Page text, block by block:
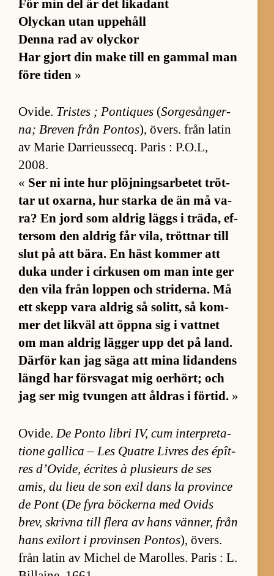
För min del är det li­ka­dant
Olyckan utan uppe­håll
Denna rad av olyckor
Har gjort din make till en gam­mal man
före ti­den »
Ovi­de. Tris­tes ; Pon­ti­ques (Sor­ge­sång­er­
na; Bre­ven från Pon­tos), övers. från la­tin
av Marie Dar­rieus­secq. Pa­ris : P.O.L,
2008.
« Ser ni inte hur plöj­nings­ar­be­tet tröt­
tar ut ox­ar­na, hur starka de än må va­
ra? En jord som ald­rig läggs i trä­da, ef­
ter­som den ald­rig får vi­la, trött­nar till
slut på att bä­ra. En häst kom­mer att
duka un­der i cir­ku­sen om man inte ger
den vila från lop­pen och stri­der­na. Må
ett skepp vara ald­rig så so­litt, så kom­
mer det lik­väl att öppna sig i vatt­net
om man ald­rig läg­ger upp det på land.
Där­för kan jag säga att mina li­dan­dens
längd har för­sva­gat mig oer­hört; och
jag ser mig tvungen att åld­ras i för­tid. »
Ovi­de.De Ponto li­bri IV, cum in­ter­pre­ta­
tione gal­lica – Les Quatre Liv­res des épît­
res d’O­vi­de, écri­tes à plu­sieurs de ses
amis, du lieu de son exil dans la pro­vince
de Pont(De fyra böck­erna med Ovids
brev, skrivna till flera av hans vän­ner, från
hans ex­i­lort i pro­vin­sen Pon­tos), övers.
från la­tin av Mi­chel de Marol­les. Pa­ris : L.